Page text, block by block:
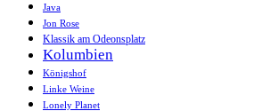
Java
Jon Rose
Klassik am Odeonsplatz
Kolumbien
Königshof
Linke Weine
Lonely Planet